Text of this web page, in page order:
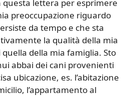
questa lettera per esprimere
preoccupazione riguardo
da tempo e che sta
la qualità della mia
della mia famiglia. Sto
abbai dei cani provenienti
ubicazione, es. l’abitazione
l’appartamento al